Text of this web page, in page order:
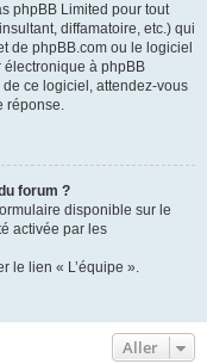
phpBB Limited pour tout
diffamatoire, etc.) qui
de phpBB.com ou le logiciel
électronique à phpBB
ce logiciel, attendez-vous
réponse.
forum ?
disponible sur le
activée par les
le lien « L’équipe ».
Aller